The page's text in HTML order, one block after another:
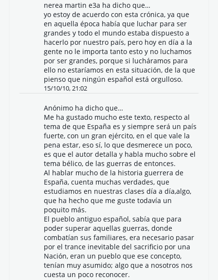
nerea martin e3a ha dicho que…
yo estoy de acuerdo con esta crónica, ya que
en aquella época había que luchar para ser
grandes y todo el mundo estaba dispuesto a
hacerlo por nuestro país, pero hoy en día a la
gente no le importa tanto esto y no luchamos
por ser grandes, porque si lucháramos para
ello no estaríamos en esta situación, de la que
pienso que ningún español está orgulloso.
15/10/10, 21:02
Anónimo ha dicho que…
Me ha gustado mucho este texto, respecto al
tema de que España es y siempre será un país
fuerte, con un gran ejército, en el que vale la
pena estar, eso sí, lo que desmerece un poco,
es que el autor detalla y habla mucho sobre el
tema bélico, de las guerras de entonces.
Al hablar mucho de la historia guerrera de
España, cuenta muchas verdades, que
estudiamos en nuestras clases día a día,algo,
que ha hecho que me guste todavía un
poquito más.
El pueblo antiguo español, sabía que para
poder superar aquellas guerras, donde
combatían sus familiares, era necesario pasar
por el trance inevitable del sacrificio por una
Nación, eran un pueblo que ese concepto,
tenían muy asumido; algo que a nosotros nos
cuesta un poco reconocer.